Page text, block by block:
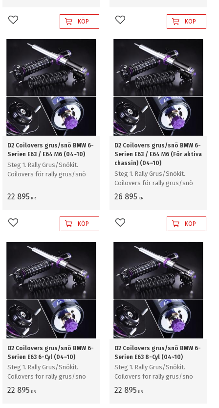
Lägg till i favoriterKÖP Lägg till i favoriterKÖP
D2 Coilovers grus/snö BMW 6-
Serien E63 / E64 M6 (04~10)
Steg 1. Rally Grus/Snökit.
Coilovers för rally grus/snö
22 895 KR
Lägg till i favoriterKÖP
D2 Coilovers grus/snö BMW 6-
Serien E63 / E64 M6 (För aktiva
chassin) (04~10)
Steg 1. Rally Grus/Snökit.
Coilovers för rally grus/snö
26 895 KR
Lägg till i favoriterKÖP
D2 Coilovers grus/snö BMW 6-
Serien E63 6-Cyl (04~10)
Steg 1. Rally Grus/Snökit.
Coilovers för rally grus/snö
22 895 KR
D2 Coilovers grus/snö BMW 6-
Serien E63 8-Cyl (04~10)
Steg 1. Rally Grus/Snökit.
Coilovers för rally grus/snö
22 895 KR